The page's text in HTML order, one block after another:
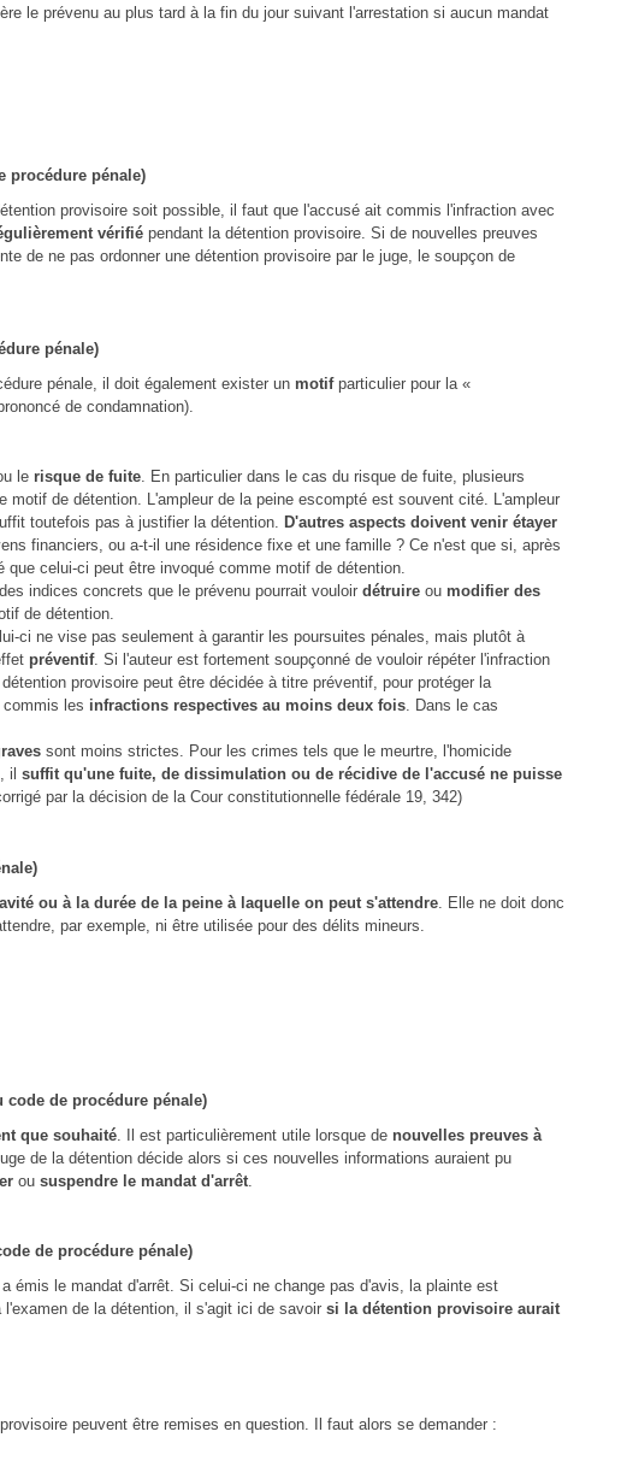
le prévenu au plus tard à la fin du jour suivant l'arrestation si aucun mandat
procédure pénale)
provisoire soit possible, il faut que l'accusé ait commis l'infraction avec
vérifiépendant la détention provisoire. Si de nouvelles preuves
de ne pas ordonner une détention provisoire par le juge, le soupçon de
pénale)
pénale, il doit également exister un motifparticulier pour la «
de condamnation).
le risque de fuite. En particulier dans le cas du risque de fuite, plusieurs
de détention. L'ampleur de la peine escompté est souvent cité. L'ampleur
toutefois pas à justifier la détention. D'autres aspects doivent venir étayer
financiers, ou a-t-il une résidence fixe et une famille ? Ce n'est que si, après
celui-ci peut être invoqué comme motif de détention.
indices concrets que le prévenu pourrait vouloir détruireou modifier des
de détention.
ci ne vise pas seulement à garantir les poursuites pénales, mais plutôt à
préventif. Si l'auteur est fortement soupçonné de vouloir répéter l'infraction
provisoire peut être décidée à titre préventif, pour protéger la
commis les infractions respectives au moins deux fois. Dans le cas
sont moins strictes. Pour les crimes tels que le meurtre, l'homicide
il suffit qu'une fuite, de dissimulation ou de récidive de l'accusé ne puisse
par la décision de la Cour constitutionnelle fédérale 19, 342)
ou à la durée de la peine à laquelle on peut s'attendre. Elle ne doit donc
par exemple, ni être utilisée pour des délits mineurs.
code de procédure pénale)
que souhaité. Il est particulièrement utile lorsque de nouvelles preuves à
de la détention décide alors si ces nouvelles informations auraient pu
ou suspendre le mandat d'arrêt.
de procédure pénale)
émis le mandat d'arrêt. Si celui-ci ne change pas d'avis, la plainte est
l'examen de la détention, il s'agit ici de savoir si la détention provisoire aurait
peuvent être remises en question. Il faut alors se demander :